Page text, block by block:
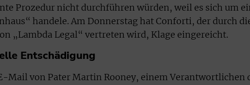
Prozedur nicht durchführen würden, weil es sich um
handele. Am Donnerstag hat Conforti, der durch
„Lambda Legal“ vertreten wird, Klage eingereicht.
Entschädigung
Mail von Pater Martin Rooney, einem Verantwortlichen